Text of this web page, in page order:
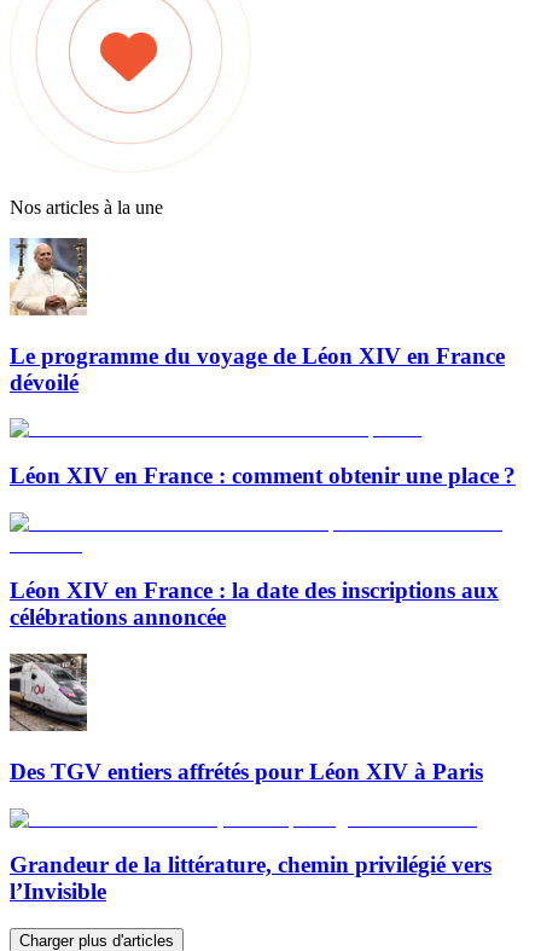
Nos articles à la une
Le programme du voyage de Léon XIV en France
dévoilé
Léon XIV en France : comment obtenir une place ?
Léon XIV en France : la date des inscriptions aux
célébrations annoncée
Des TGV entiers affrétés pour Léon XIV à Paris
Grandeur de la littérature, chemin privilégié vers
l’Invisible
Charger plus d'articles